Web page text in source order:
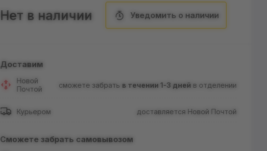
Нет в наличии Уведомить о наличии
Доставим
Новой
Почтой
сможете забрать в течении 1-3 дней в отделении
Курьером доставляется Новой Почтой
Сможете забрать самовывозом